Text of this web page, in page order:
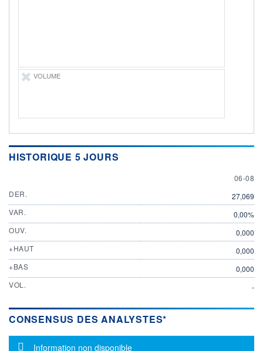
+ PORTEFEUILLE + LISTE
VOLUME
HISTORIQUE 5 JOURS
6
06-08
DER.
27,069
VAR.
0,00%
OUV.
0,000
+HAUT
0,000
+BAS
0,000
VOL.
-
CONSENSUS DES ANALYSTES*
Message d'information
Information non disponible